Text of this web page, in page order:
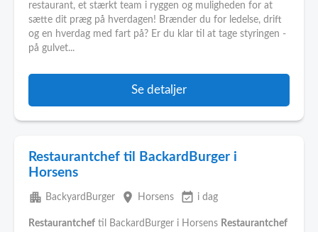
restaurant, et stærkt team i ryggen og muligheden for at
sætte dit præg på hverdagen! Brænder du for ledelse, drift
og en hverdag med fart på? Er du klar til at tage styringen -
på gulvet...
Se detaljer
Restaurantchef til BackardBurger i
Horsens
apartment BackyardBurger place Horsens event_available i dag
Restaurantchef til BackardBurger i Horsens Restaurantchef